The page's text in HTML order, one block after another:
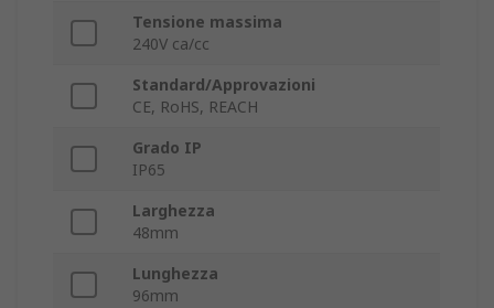
Tensione massima
240V ca/cc
Standard/Approvazioni
CE, RoHS, REACH
Grado IP
IP65
Larghezza
48mm
Lunghezza
96mm